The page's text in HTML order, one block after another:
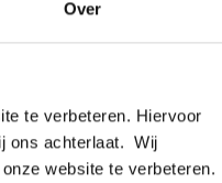
Over
te verbeteren. Hiervoor
ons achterlaat. Wij
website te verbeteren.
0,61
1,16
1,53